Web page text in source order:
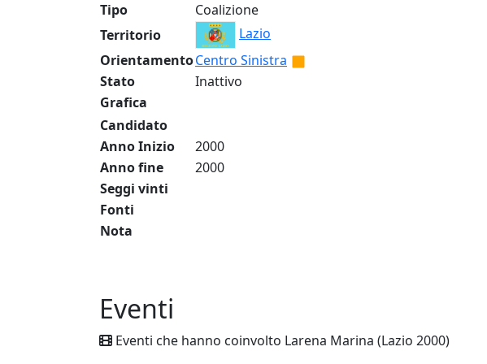
Tipo
Coalizione
Territorio
Lazio
OrientamentoCentro Sinistra
Stato
Inattivo
Grafica
Candidato
Anno Inizio
2000
Anno fine
2000
Seggi vinti
Fonti
Nota
Eventi
Eventi che hanno coinvolto Larena Marina (Lazio 2000)